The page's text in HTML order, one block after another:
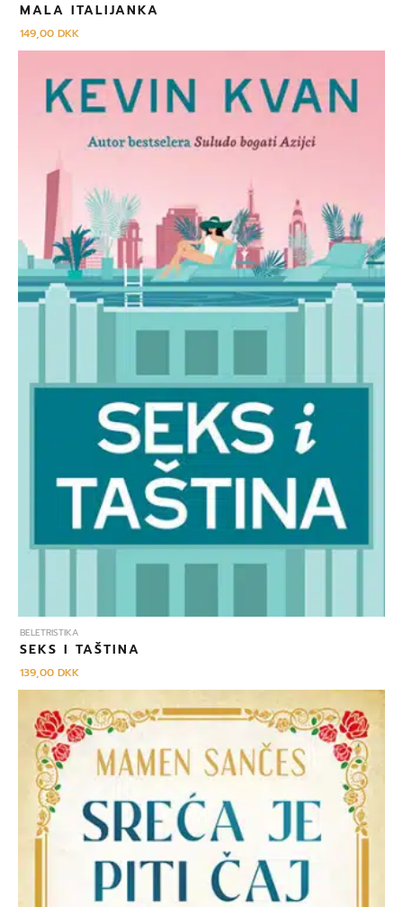
MALA ITALIJANKA
149,00DKK
BELETRISTIKA
SEKS I TAŠTINA
139,00DKK